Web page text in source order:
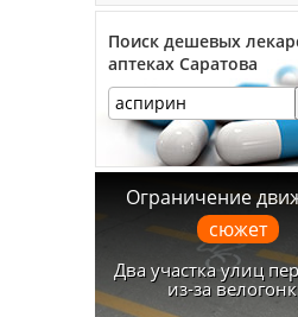
Поиск дешевых
аптеках Саратова
Ограничение
сюжет
Два участка улиц
из-за